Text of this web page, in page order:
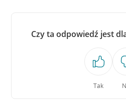
Czy ta odpowiedź jest
Tak